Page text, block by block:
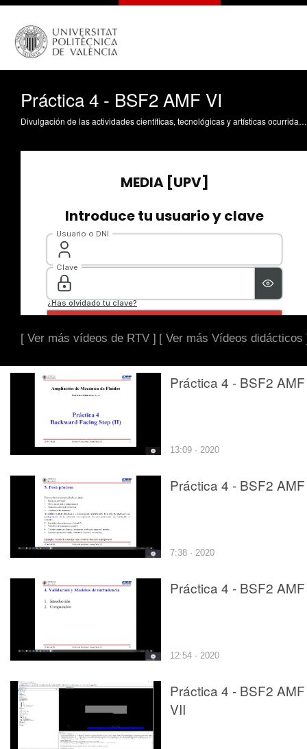
Práctica 4 - BSF2 AMF VI
Divulgación de las actividades científicas, tecnológicas y artísticas ocurridas en los tres campus de la UPV
[ Ver más vídeos de RTV ] [ Ver más Vídeos didácticos
Práctica 4 - BSF2 AMF
13:09 · 2020
Práctica 4 - BSF2
7:38 · 2020
Práctica 4 - BSF2
12:54 · 2020
Práctica 4 - BSF2 AMF
VII